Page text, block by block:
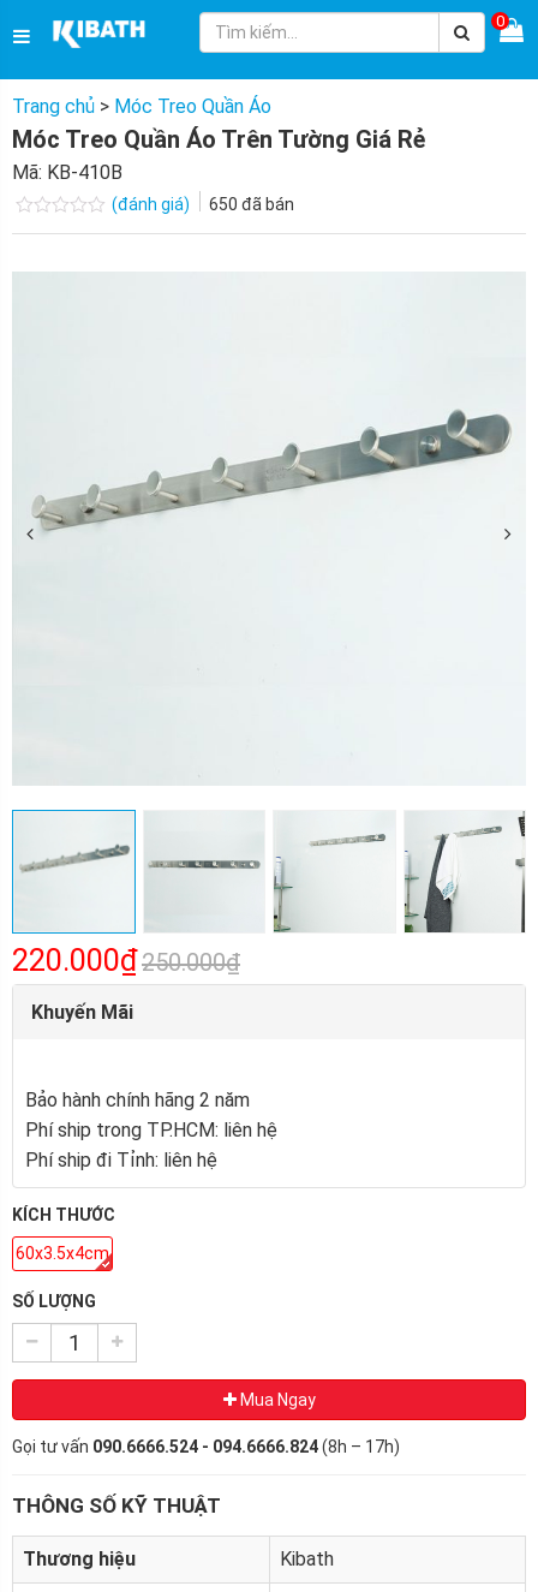
0
Trang chủ > Móc Treo Quần Áo
Móc Treo Quần Áo Trên Tường Giá Rẻ
Mã: KB-410B
Được
(đánh giá) 650 đã bán
220.000₫250.000₫
Khuyến Mãi
Bảo hành chính hãng 2 năm
Phí ship trong TP.HCM: liên hệ
Phí ship đi Tỉnh: liên hệ
KÍCH THƯỚC
60x3.5x4cm
SỐ LƯỢNG
Mua Ngay
Gọi tư vấn 090.6666.524 - 094.6666.824(8h – 17h)
THÔNG SỐ KỸ THUẬT
Thương hiệu Kibath